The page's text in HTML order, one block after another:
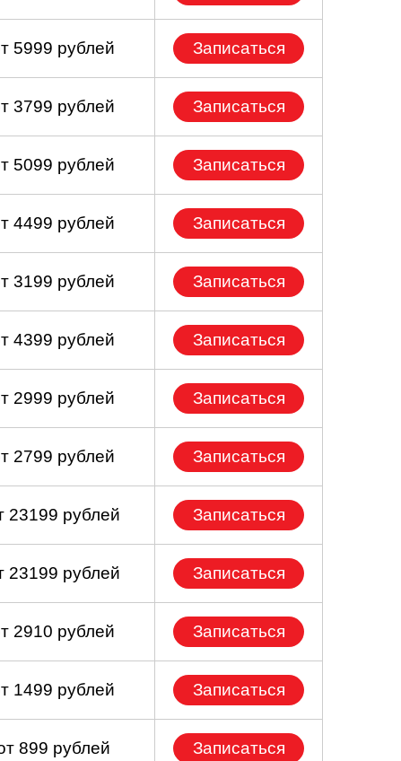
5999 рублей Записаться
3799 рублей Записаться
5099 рублей Записаться
4499 рублей Записаться
3199 рублей Записаться
4399 рублей Записаться
2999 рублей Записаться
2799 рублей Записаться
23199 рублей Записаться
23199 рублей Записаться
2910 рублей Записаться
1499 рублей Записаться
899 рублей Записаться